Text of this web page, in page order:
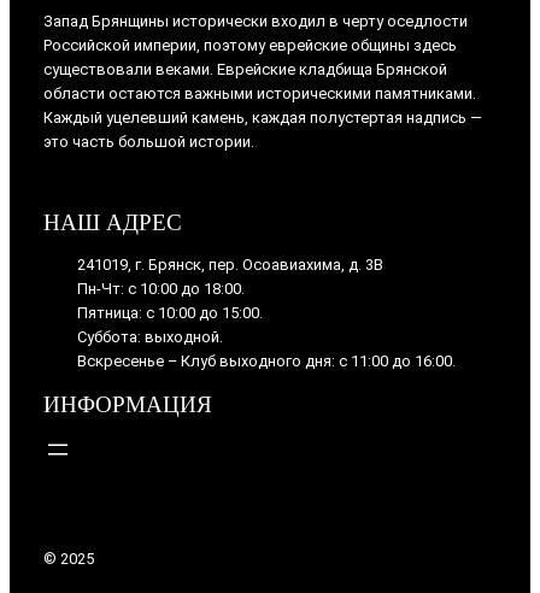
Запад Брянщины исторически входил в черту оседлости
Российской империи, поэтому еврейские общины здесь
существовали веками. Еврейские кладбища Брянской
области остаются важными историческими памятниками.
Каждый уцелевший камень, каждая полустертая надпись —
это часть большой истории.
НАШ АДРЕС
241019, г. Брянск, пер. Осоавиахима, д. 3В
Пн-Чт: с 10:00 до 18:00.
Пятница: с 10:00 до 15:00.
Суббота: выходной.
Вскресенье – Клуб выходного дня: с 11:00 до 16:00.
ИНФОРМАЦИЯ
© 2025